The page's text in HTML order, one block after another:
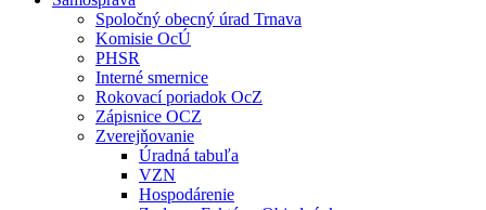
Spoločný obecný úrad Trnava
Komisie OcÚ
PHSR
Interné smernice
Rokovací poriadok OcZ
Zápisnice OCZ
Zverejňovanie
Úradná tabuľa
VZN
Hospodárenie